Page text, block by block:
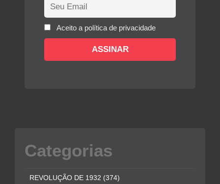
Aceito a política de privacidade
Categorias
REVOLUÇÃO DE 1932 (374)